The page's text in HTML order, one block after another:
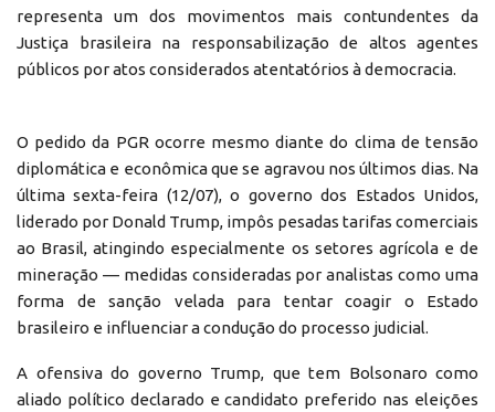
representa um dos movimentos mais contundentes da
Justiça brasileira na responsabilização de altos agentes
públicos por atos considerados atentatórios à democracia.
O pedido da PGR ocorre mesmo diante do clima de tensão
diplomática e econômica que se agravou nos últimos dias. Na
última sexta-feira (12/07), o governo dos Estados Unidos,
liderado por Donald Trump, impôs pesadas tarifas comerciais
ao Brasil, atingindo especialmente os setores agrícola e de
mineração — medidas consideradas por analistas como uma
forma de sanção velada para tentar coagir o Estado
brasileiro e influenciar a condução do processo judicial.
A ofensiva do governo Trump, que tem Bolsonaro como
aliado político declarado e candidato preferido nas eleições